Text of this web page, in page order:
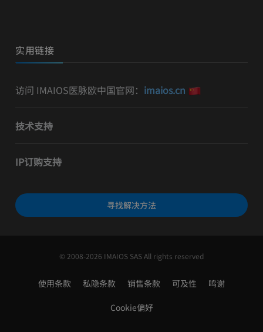
实用链接
访问 IMAIOS医脉欧中国官网： imaios.cn
技术支持
IP订购支持
寻找解决方法
© 2008-2026 IMAIOS SAS All rights reserved
使用条款 私隐条款 销售条款 可及性 鸣谢
Cookie偏好